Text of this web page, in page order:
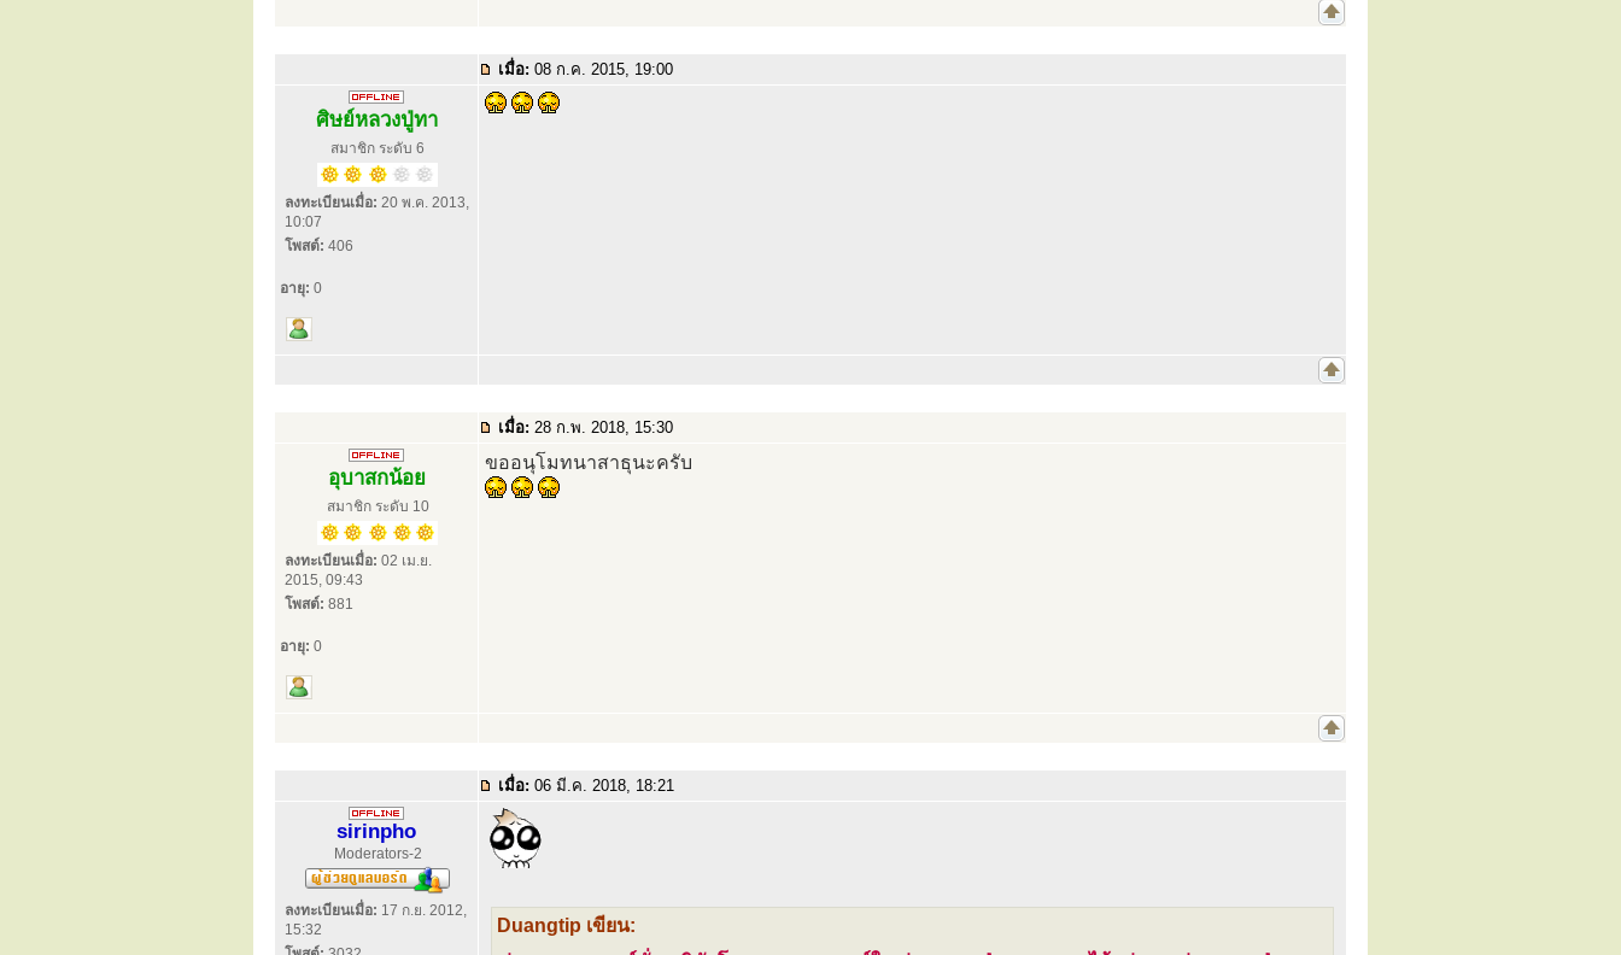
เมื่อ: 08 ก.ค. 2015, 19:00
ศิษย์หลวงปู่ทา
สมาชิก ระดับ 6
ลงทะเบียนเมื่อ: 20 พ.ค. 2013,
10:07
โพสต์: 406
อายุ: 0
เมื่อ: 28 ก.พ. 2018, 15:30
อุบาสกน้อย
สมาชิก ระดับ 10
ลงทะเบียนเมื่อ: 02 เม.ย.
2015, 09:43
โพสต์: 881
อายุ: 0
ขออนุโมทนาสาธุนะครับ
เมื่อ: 06 มี.ค. 2018, 18:21
sirinpho
Moderators-2
ลงทะเบียนเมื่อ: 17 ก.ย. 2012,
15:32
Duangtip เขียน: